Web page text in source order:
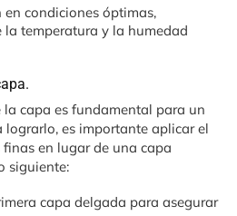
condiciones óptimas,
la temperatura y la humedad
la capa es fundamental para un
lograrlo, es importante aplicar el
en lugar de una capa
siguiente:
capa delgada para asegurar